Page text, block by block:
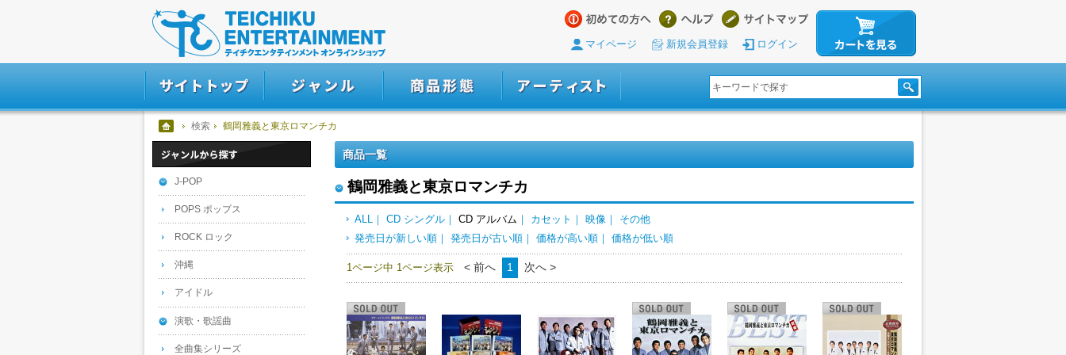
マイページ 新規会員登録 ログイン
検索 鶴岡雅義と東京ロマンチカ
商品一覧
鶴岡雅義と東京ロマンチカ
ALL ｜ CD シングル ｜ CD アルバム ｜ カセット ｜ 映像 ｜ その他
発売日が新しい順 ｜ 発売日が古い順 ｜ 価格が高い順 ｜ 価格が低い順
1ページ中 1ページ表示 < 前へ 1 次へ >
J-POP
POPS ポップス
ROCK ロック
沖縄
アイドル
演歌・歌謡曲
全曲集シリーズ